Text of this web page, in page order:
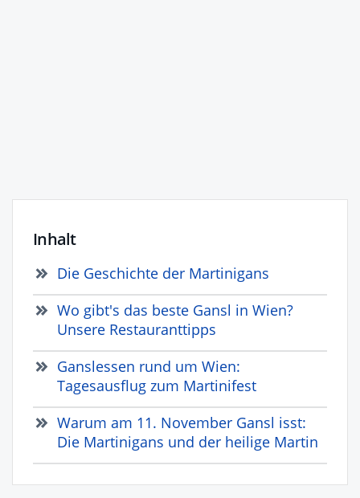
Inhalt
Die Geschichte der Martinigans
Wo gibt's das beste Gansl in Wien?
Unsere Restauranttipps
Ganslessen rund um Wien:
Tagesausflug zum Martinifest
Warum am 11. November Gansl isst:
Die Martinigans und der heilige Martin